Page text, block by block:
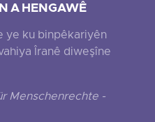
A HENGAWÊ
ye ku binpêkariyên
Îranê diweşîne
Menschenrechte -